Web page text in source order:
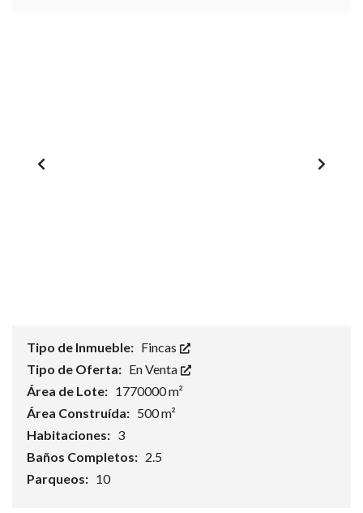
Tipo de Inmueble: Fincas
Tipo de Oferta: En Venta
Área de Lote: 1770000 m²
Área Construída: 500 m²
Habitaciones: 3
Baños Completos: 2.5
Parqueos: 10